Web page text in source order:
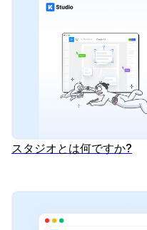
スタジオとは何ですか?